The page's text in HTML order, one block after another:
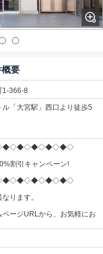
要
1-366-8
「大宮駅」西口より徒歩5
割引キャンペーン!
ります。
ージURLから、お気軽にお